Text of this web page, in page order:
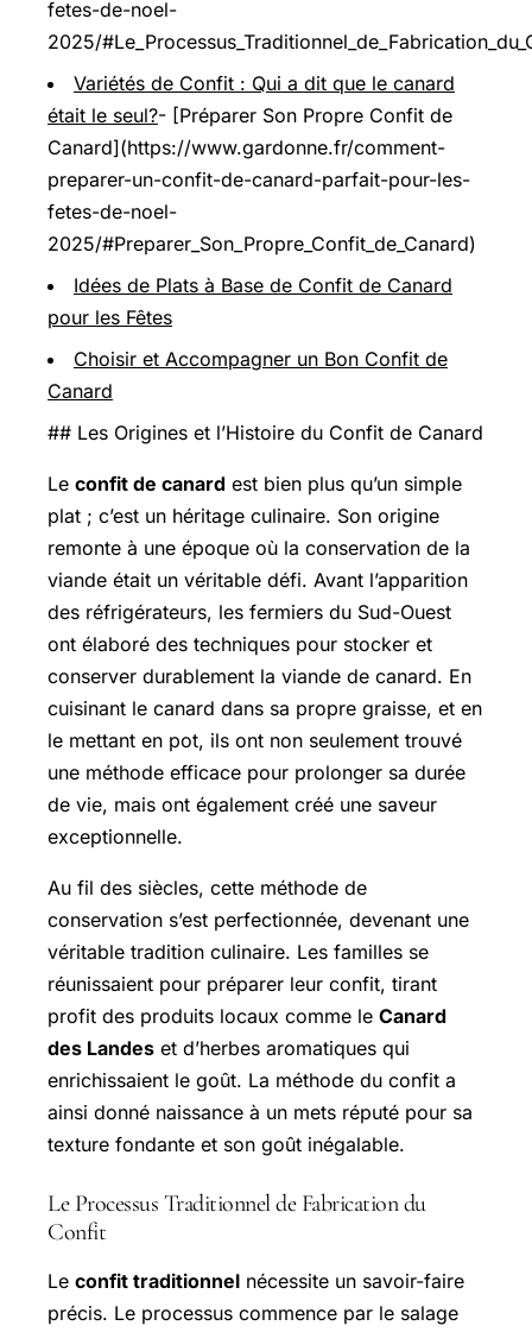
fetes-de-noel-
2025/
Variétés de Confit : Qui a dit que le canard
était le seul?- [Préparer Son Propre Confit de
Canard](https://www.gardonne.fr/comment-
preparer-un-confit-de-canard-parfait-pour-les-
fetes-de-noel-
2025/#Preparer_Son_Propre_Confit_de_Canard)
Idées de Plats à Base de Confit de Canard
pour les Fêtes
Choisir et Accompagner un Bon Confit de
Canard
## Les Origines et l’Histoire du Confit de Canard
Le confit de canard est bien plus qu’un simple
plat ; c’est un héritage culinaire. Son origine
remonte à une époque où la conservation de la
viande était un véritable défi. Avant l’apparition
des réfrigérateurs, les fermiers du Sud-Ouest
ont élaboré des techniques pour stocker et
conserver durablement la viande de canard. En
cuisinant le canard dans sa propre graisse, et en
le mettant en pot, ils ont non seulement trouvé
une méthode efficace pour prolonger sa durée
de vie, mais ont également créé une saveur
exceptionnelle.
Au fil des siècles, cette méthode de
conservation s’est perfectionnée, devenant une
véritable tradition culinaire. Les familles se
réunissaient pour préparer leur confit, tirant
profit des produits locaux comme le Canard
des Landes et d’herbes aromatiques qui
enrichissaient le goût. La méthode du confit a
ainsi donné naissance à un mets réputé pour sa
texture fondante et son goût inégalable.
Le Processus Traditionnel de Fabrication du
Confit
Le confit traditionnel nécessite un savoir-faire
précis. Le processus commence par le salage